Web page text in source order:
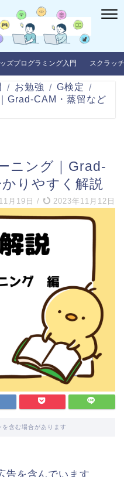
ズプログラミング入門 スクラッチ
お勉強
G検定
Grad-CAM・蒸留など
ニング｜Grad-
りやすく解説
月19日 / 2023年11月12日
含む場合があります
告を含んでいます